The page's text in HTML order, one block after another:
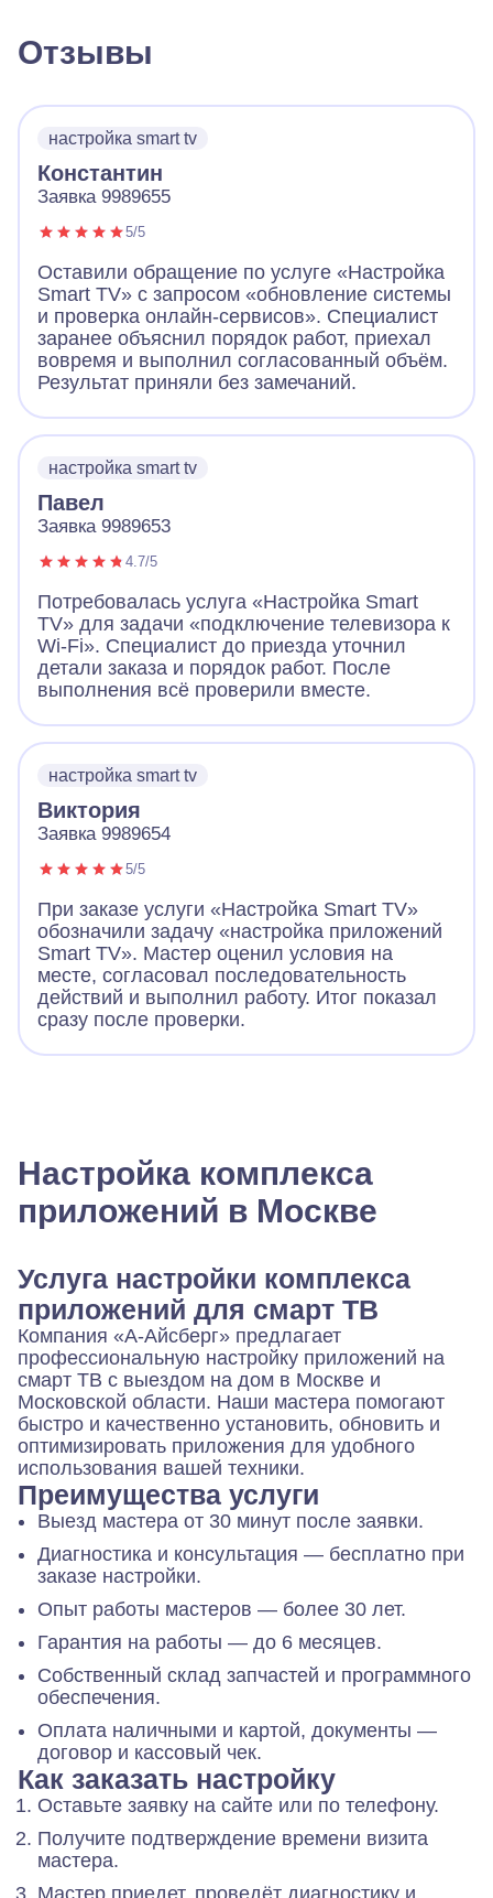
Отзывы
настройка smart tv
Константин
Заявка 9989655
5/5
Оставили обращение по услуге «Настройка
Smart TV» с запросом «обновление системы
и проверка онлайн-сервисов». Специалист
заранее объяснил порядок работ, приехал
вовремя и выполнил согласованный объём.
Результат приняли без замечаний.
настройка smart tv
Павел
Заявка 9989653
4.7/5
Потребовалась услуга «Настройка Smart
TV» для задачи «подключение телевизора к
Wi-Fi». Специалист до приезда уточнил
детали заказа и порядок работ. После
выполнения всё проверили вместе.
настройка smart tv
Виктория
Заявка 9989654
5/5
При заказе услуги «Настройка Smart TV»
обозначили задачу «настройка приложений
Smart TV». Мастер оценил условия на
месте, согласовал последовательность
действий и выполнил работу. Итог показал
сразу после проверки.
Настройка комплекса
приложений в Москве
Услуга настройки комплекса
приложений для смарт ТВ
Компания «А‑Айсберг» предлагает
профессиональную настройку приложений на
смарт ТВ с выездом на дом в Москве и
Московской области. Наши мастера помогают
быстро и качественно установить, обновить и
оптимизировать приложения для удобного
использования вашей техники.
Преимущества услуги
Выезд мастера от 30 минут после заявки.
Диагностика и консультация — бесплатно при
заказе настройки.
Опыт работы мастеров — более 30 лет.
Гарантия на работы — до 6 месяцев.
Собственный склад запчастей и программного
обеспечения.
Оплата наличными и картой, документы —
договор и кассовый чек.
Как заказать настройку
Оставьте заявку на сайте или по телефону.
Получите подтверждение времени визита
мастера.
Мастер приедет, проведёт диагностику и